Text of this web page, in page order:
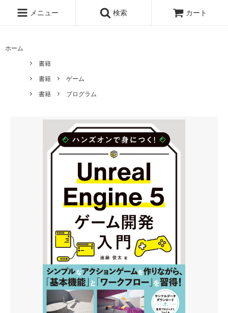
メニュー 検索 カート
ホーム
書籍
書籍
ゲーム
書籍
プログラム